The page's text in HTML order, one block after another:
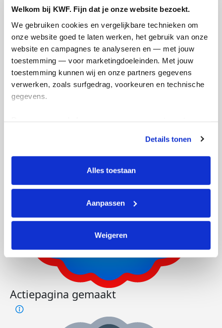
Welkom bij KWF. Fijn dat je onze website bezoekt.
We gebruiken cookies en vergelijkbare technieken om
onze website goed te laten werken, het gebruik van onze
website en campagnes te analyseren en — met jouw
toestemming — voor marketingdoeleinden. Met jouw
toestemming kunnen wij en onze partners gegevens
verwerken, zoals surfgedrag, voorkeuren en technische
gegevens.
tonen. Je kunt je toestemming op elk moment wijzigen of
intrekken via Cookie instellingen onderaan de pagina. De
lijst met cookies is te vinden in het tabblad “details”.
Details tonen
Alles toestaan
Aanpassen
Weigeren
Doneer
Roelant's badges
Actiepagina gemaakt